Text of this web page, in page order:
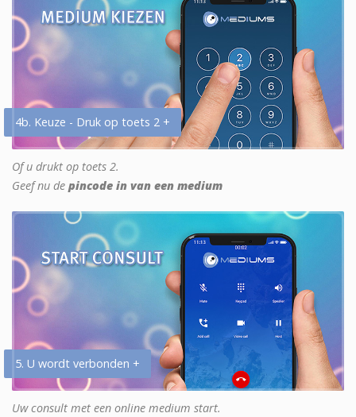
4b. Keuze - Druk op toets 2 +
Of u drukt op toets 2.
Geef nu de pincode in van een medium
5. U wordt verbonden +
Uw consult met een online medium start.